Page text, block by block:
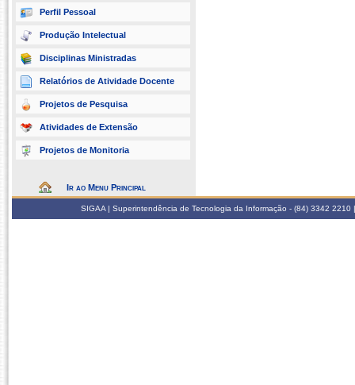
Perfil Pessoal
Produção Intelectual
Disciplinas Ministradas
Relatórios de Atividade Docente
Projetos de Pesquisa
Atividades de Extensão
Projetos de Monitoria
Ir ao Menu Principal
SIGAA | Superintendência de Tecnologia da Informação - (84) 3342